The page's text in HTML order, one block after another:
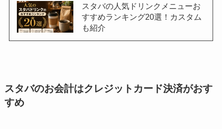
スタバの人気ドリンクメニューお
すすめランキング20選！カスタム
も紹介
スタバのお会計はクレジットカード決済がおす
すめ